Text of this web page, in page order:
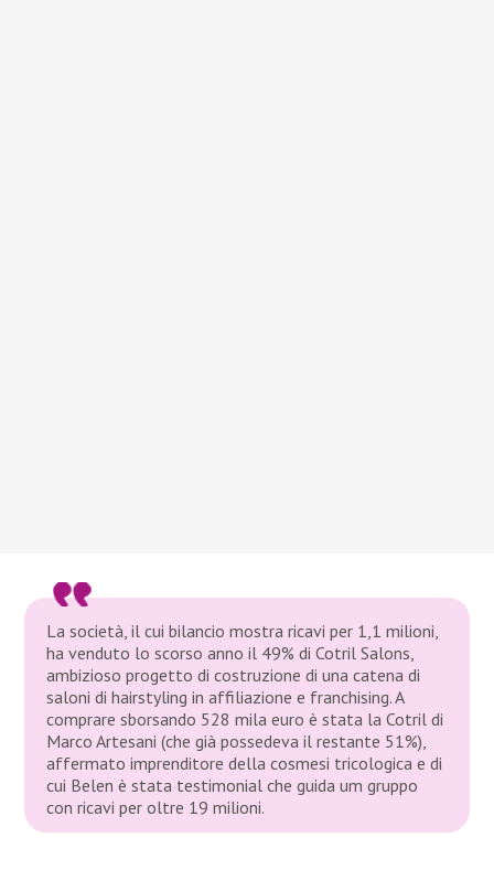
La società, il cui bilancio mostra ricavi per 1,1 milioni,
ha venduto lo scorso anno il 49% di Cotril Salons,
ambizioso progetto di costruzione di una catena di
saloni di hairstyling in affiliazione e franchising. A
comprare sborsando 528 mila euro è stata la Cotril di
Marco Artesani (che già possedeva il restante 51%),
affermato imprenditore della cosmesi tricologica e di
cui Belen è stata testimonial che guida um gruppo
con ricavi per oltre 19 milioni.